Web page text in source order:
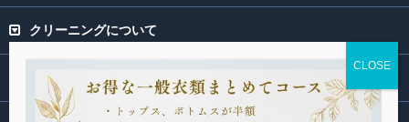
クリーニングについて
専門ページ